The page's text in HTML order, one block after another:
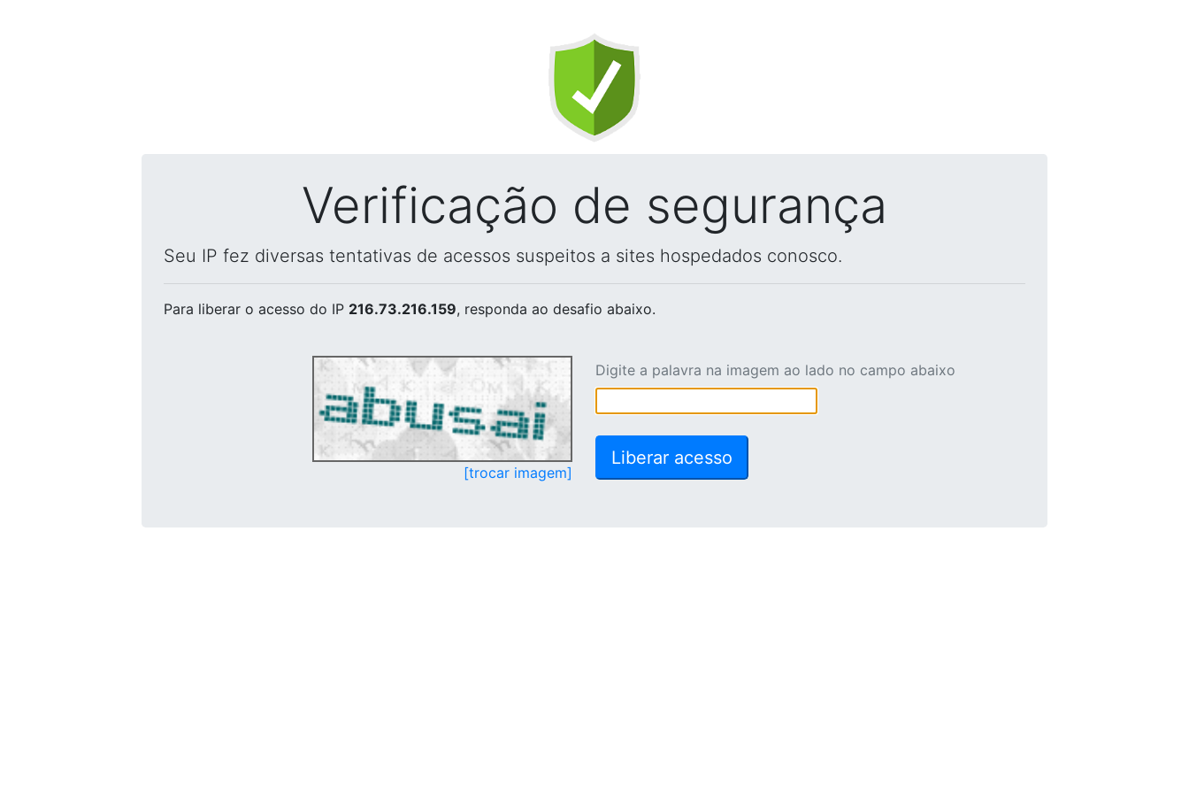
Verificação de segurança
Seu IP fez diversas tentativas de acessos suspeitos a sites hospedados conosco.
Para liberar o acesso do IP 216.73.216.159, responda ao desafio abaixo.
[trocar imagem]
Digite a palavra na imagem ao lado no campo abaixo